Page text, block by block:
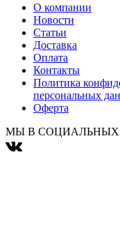
О компании
Новости
Статьи
Доставка
Оплата
Контакты
Политика
персональных
Оферта
МЫ В СОЦИАЛЬНЫХ